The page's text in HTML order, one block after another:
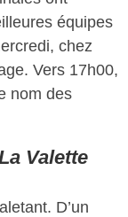
équipes
chez
Vers 17h00,
nom des
Valette
D’un